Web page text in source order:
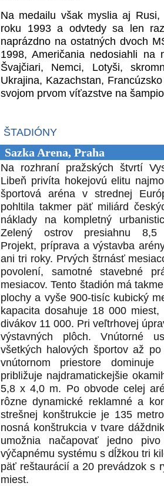
Na medailu však myslia aj
roku 1993 a odvtedy sa len
naprázdno na ostatných dvoch
1998, Američania nedosiahli
Švajčiari, Nemci, Lotyši,
Ukrajina, Kazachstan,
svojom prvom víťazstve na
ŠTADIÓNY
Sazka Arena, Praha
Na rozhraní pražských štvrtí
Libeň privíta hokejovú elitu
športová aréna v strednej
pohltila takmer päť miliárd
náklady na kompletný
Zelený ostrov presiahnu 8,5
Projekt, príprava a výstavba
ani tri roky. Prvých štrnásť
povolení, samotné stavebné
mesiacov. Tento štadión má
plochy a vyše 900-tisíc kubický
kapacita dosahuje 18 000
divákov 11 000. Pri veľtrhovej
výstavných plôch. Vnútorné
všetkých halových športov až
vnútornom priestore
približuje najdramatickejšie
5,8 x 4,0 m. Po obvode celej
rôzne dynamické reklamné a
strešnej konštrukcie je 135
nosná konštrukcia v tvare
umožnia načapovať jedno
výčapnému systému s dĺžkou tri
päť reštaurácií a 20 prevádzok s
miest.